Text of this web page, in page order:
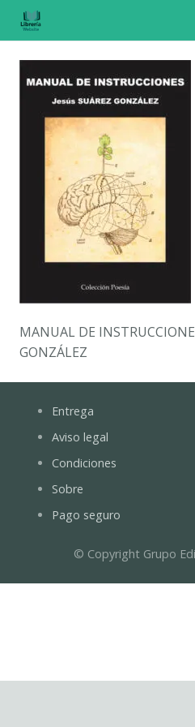
MANUAL DE
GONZÁLEZ
Entrega
Aviso legal
Condiciones
Sobre
Pago seguro
© Copyright Grupo